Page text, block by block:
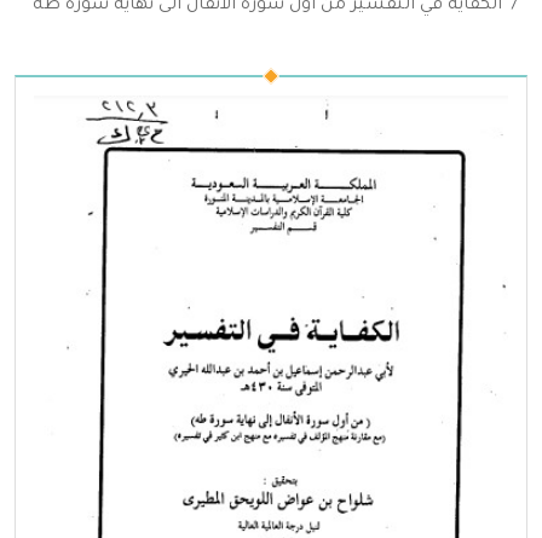
الكفاية في التفسير من اول سورة الانفال الى نهاية سورة طه